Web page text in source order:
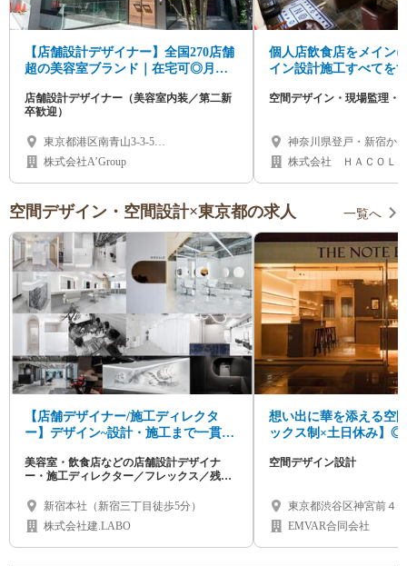
【店舗設計デザイナー】全国270店舗
超の美容室ブランド｜在宅可◎月給
店舗設計デザイナー（美容室内装／第二新
卒歓迎）
東京都港区南青山3-3-5
MINAMIAOYAMA A’BLDG 2F
株式会社A’Group
個人店飲食店をメイン
イン設計施工すべてを
空間デザイン・現場監理・
神奈川県登戸・新宿か
株式会社 ＨＡＣＯＬ
空間デザイン・空間設計×東京都の求人 一覧へ
【店舗デザイナー/施工ディレクタ
ー】デザイン~設計・施工まで一貫し
る新規事業にチャレンジしたい方お
待ちしています
美容室・飲食店などの店舗設計デザイナ
ー・施工ディレクター／フレックス／残業
新宿本社（新宿三丁目徒歩5分）
株式会社建.LABO
想い出に華を添える空
ックス制×土日休み】
ナー募集！
空間デザイン設計
東京都渋谷区神宮前４−
EMVAR合同会社